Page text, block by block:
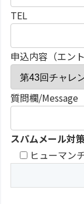
TEL
申込内容（エン
質問欄/Message
スパムメール対
ヒューマン